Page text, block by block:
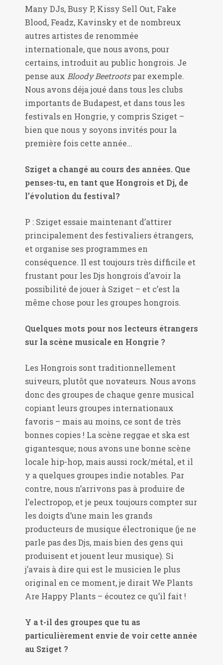
Many DJs, Busy P, Kissy Sell Out, Fake
Blood, Feadz, Kavinsky et de nombreux
autres artistes de renommée
internationale, que nous avons, pour
certains, introduit au public hongrois. Je
pense aux Bloody Beetrootspar exemple.
Nous avons déja joué dans tous les clubs
importants de Budapest, et dans tous les
festivals en Hongrie, y compris Sziget –
bien que nous y soyons invités pour la
première fois cette année…
Sziget a changé au cours des années. Que
penses-tu, en tant que Hongrois et Dj, de
l’évolution du festival?
P : Sziget essaie maintenant d’attirer
principalement des festivaliers étrangers,
et organise ses programmes en
conséquence. Il est toujours très difficile et
frustant pour les Djs hongrois d’avoir la
possibilité de jouer à Sziget – et c’est la
même chose pour les groupes hongrois.
Quelques mots pour nos lecteurs étrangers
sur la scène musicale en Hongrie ?
Les Hongrois sont traditionnellement
suiveurs, plutôt que novateurs. Nous avons
donc des groupes de chaque genre musical
copiant leurs groupes internationaux
favoris – mais au moins, ce sont de très
bonnes copies ! La scène reggae et ska est
gigantesque; nous avons une bonne scène
locale hip-hop, mais aussi rock/métal, et il
y a quelques groupes indie notables. Par
contre, nous n’arrivons pas à produire de
l’electropop, et je peux toujours compter sur
les doigts d’une main les grands
producteurs de musique électronique (je ne
parle pas des Djs, mais bien des gens qui
produisent et jouent leur musique). Si
j’avais à dire qui est le musicien le plus
original en ce moment, je dirait We Plants
Are Happy Plants – écoutez ce qu’il fait !
Y a t-il des groupes que tu as
particulièrement envie de voir cette année
au Sziget ?